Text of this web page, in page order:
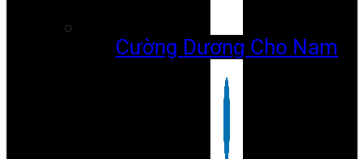
Cường Dương Cho Nam